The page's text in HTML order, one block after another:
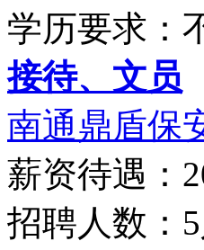
学历要求：
接待、文员
南通鼎盾保
薪资待遇：
招聘人数：5